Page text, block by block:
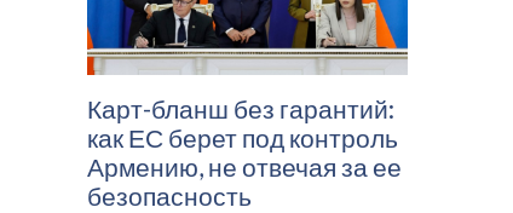
Карт-бланш без гарантий:
как ЕС берет под контроль
Армению, не отвечая за ее
безопасность